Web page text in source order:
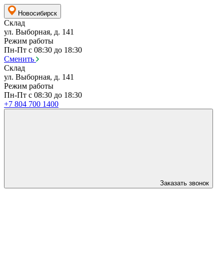
Новосибирск
Склад
ул. Выборная, д. 141
Режим работы
Пн-Пт с 08:30 до 18:30
Сменить
Склад
ул. Выборная, д. 141
Режим работы
Пн-Пт с 08:30 до 18:30
+7 804 700 1400
Заказать звонок